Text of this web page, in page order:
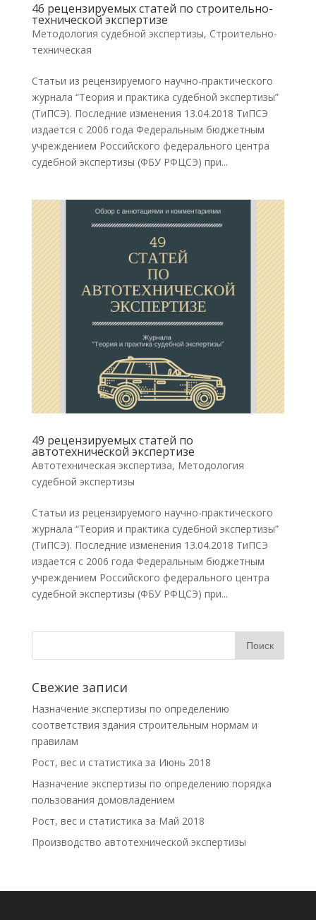
46 рецензируемых статей по строительно-
технической экспертизе
Методология судебной экспертизы, Строительно-
техническая
Статьи из рецензируемого научно-практического
журнала “Теория и практика судебной экспертизы”
(ТиПСЭ). Последние изменения 13.04.2018 ТиПСЭ
издается с 2006 года Федеральным бюджетным
учреждением Российского федерального центра
судебной экспертизы (ФБУ РФЦСЭ) при...
49 рецензируемых статей по
автотехнической экспертизе
Автотехническая экспертиза, Методология
судебной экспертизы
Статьи из рецензируемого научно-практического
журнала “Теория и практика судебной экспертизы”
(ТиПСЭ). Последние изменения 13.04.2018 ТиПСЭ
издается с 2006 года Федеральным бюджетным
учреждением Российского федерального центра
судебной экспертизы (ФБУ РФЦСЭ) при...
Свежие записи
Назначение экспертизы по определению
соответствия здания строительным нормам и
правилам
Рост, вес и статистика за Июнь 2018
Назначение экспертизы по определению порядка
пользования домовладением
Рост, вес и статистика за Май 2018
Производство автотехнической экспертизы